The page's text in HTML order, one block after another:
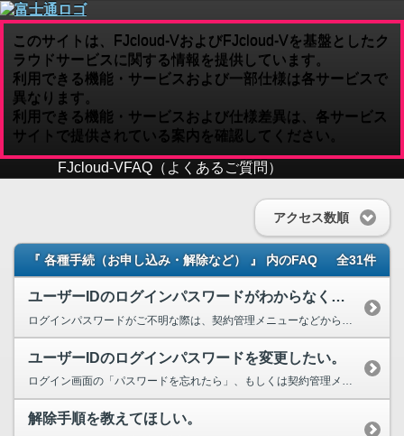
このサイトは、FJcloud-VおよびFJcloud-Vを基盤としたク
ラウドサービスに関する情報を提供しています。
利用できる機能・サービスおよび一部仕様は各サービスで
異なります。
利用できる機能・サービスおよび仕様差異は、各サービス
サイトで提供されている案内を確認してください。
FJcloud-VFAQ（よくあるご質問）
アクセス数順
『 各種手続（お申し込み・解除など） 』 内のFAQ 全31件
ユーザーIDのログインパスワードがわからなくなりました。どうしたらいいですか。
ログインパスワードがご不明な際は、契約管理メニューなどから再設定のお手続きが可能です。 （ログインパスワードは、FJcloud-Vコントロールパネルのログインなどに必要となります） ...
ユーザーIDのログインパスワードを変更したい。
ログイン画面の「パスワードを忘れたら」、もしくは契約管理メニューから変更できます。 詳しくは以下のページをご確認ください。 （カスタマーサポートFAQ）ユーザーIDのパスワードを...
解除手順を教えてほしい。